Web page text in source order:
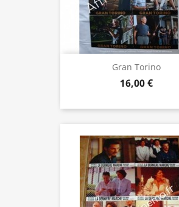
Gran Torino
16,00 €